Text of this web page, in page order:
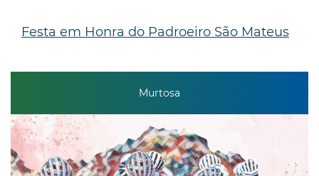
Festa em Honra do Padroeiro São Mateus
Murtosa